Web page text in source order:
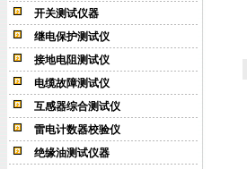
开关测试仪器
继电保护测试仪
接地电阻测试仪
电缆故障测试仪
互感器综合测试仪
雷电计数器校验仪
绝缘油测试仪器